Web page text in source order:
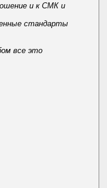
и к СМК и
стандарты
все это